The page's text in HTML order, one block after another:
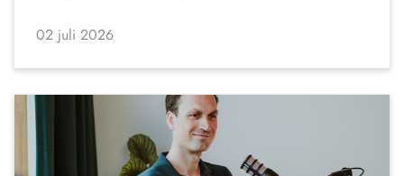
02 juli 2026